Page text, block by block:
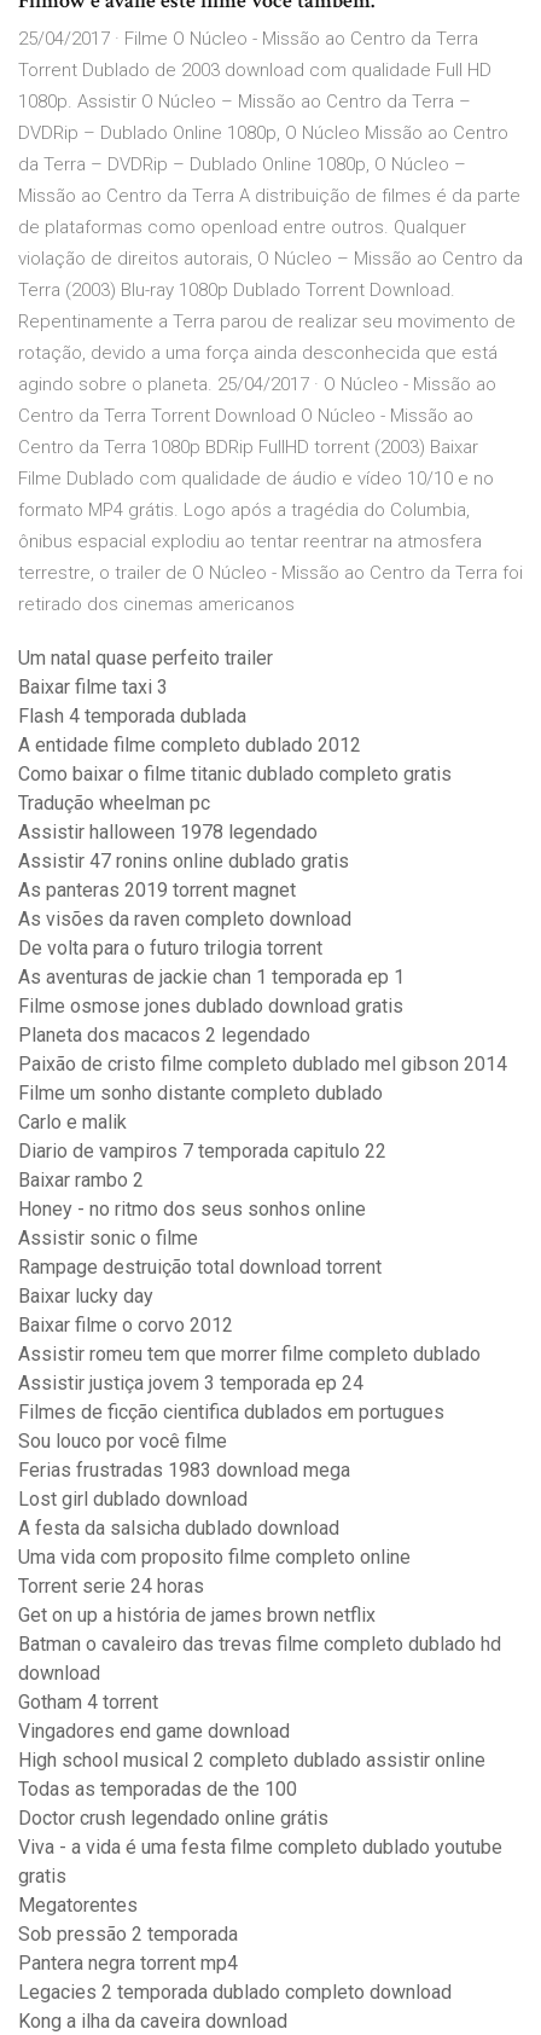
25/04/2017 · Filme O Núcleo - Missão ao Centro da Terra
Torrent Dublado de 2003 download com qualidade Full HD
1080p. Assistir O Núcleo – Missão ao Centro da Terra –
DVDRip – Dublado Online 1080p, O Núcleo Missão ao Centro
da Terra – DVDRip – Dublado Online 1080p, O Núcleo –
Missão ao Centro da Terra A distribuição de filmes é da parte
de plataformas como openload entre outros. Qualquer
violação de direitos autorais, O Núcleo – Missão ao Centro da
Terra (2003) Blu-ray 1080p Dublado Torrent Download.
Repentinamente a Terra parou de realizar seu movimento de
rotação, devido a uma força ainda desconhecida que está
agindo sobre o planeta. 25/04/2017 · O Núcleo - Missão ao
Centro da Terra Torrent Download O Núcleo - Missão ao
Centro da Terra 1080p BDRip FullHD torrent (2003) Baixar
Filme Dublado com qualidade de áudio e vídeo 10/10 e no
formato MP4 grátis. Logo após a tragédia do Columbia,
ônibus espacial explodiu ao tentar reentrar na atmosfera
terrestre, o trailer de O Núcleo - Missão ao Centro da Terra foi
retirado dos cinemas americanos
Um natal quase perfeito trailer
Baixar filme taxi 3
Flash 4 temporada dublada
A entidade filme completo dublado 2012
Como baixar o filme titanic dublado completo gratis
Tradução wheelman pc
Assistir halloween 1978 legendado
Assistir 47 ronins online dublado gratis
As panteras 2019 torrent magnet
As visões da raven completo download
De volta para o futuro trilogia torrent
As aventuras de jackie chan 1 temporada ep 1
Filme osmose jones dublado download gratis
Planeta dos macacos 2 legendado
Paixão de cristo filme completo dublado mel gibson 2014
Filme um sonho distante completo dublado
Carlo e malik
Diario de vampiros 7 temporada capitulo 22
Baixar rambo 2
Honey - no ritmo dos seus sonhos online
Assistir sonic o filme
Rampage destruição total download torrent
Baixar lucky day
Baixar filme o corvo 2012
Assistir romeu tem que morrer filme completo dublado
Assistir justiça jovem 3 temporada ep 24
Filmes de ficção cientifica dublados em portugues
Sou louco por você filme
Ferias frustradas 1983 download mega
Lost girl dublado download
A festa da salsicha dublado download
Uma vida com proposito filme completo online
Torrent serie 24 horas
Get on up a história de james brown netflix
Batman o cavaleiro das trevas filme completo dublado hd
download
Gotham 4 torrent
Vingadores end game download
High school musical 2 completo dublado assistir online
Todas as temporadas de the 100
Doctor crush legendado online grátis
Viva - a vida é uma festa filme completo dublado youtube
gratis
Megatorentes
Sob pressão 2 temporada
Pantera negra torrent mp4
Legacies 2 temporada dublado completo download
Kong a ilha da caveira download